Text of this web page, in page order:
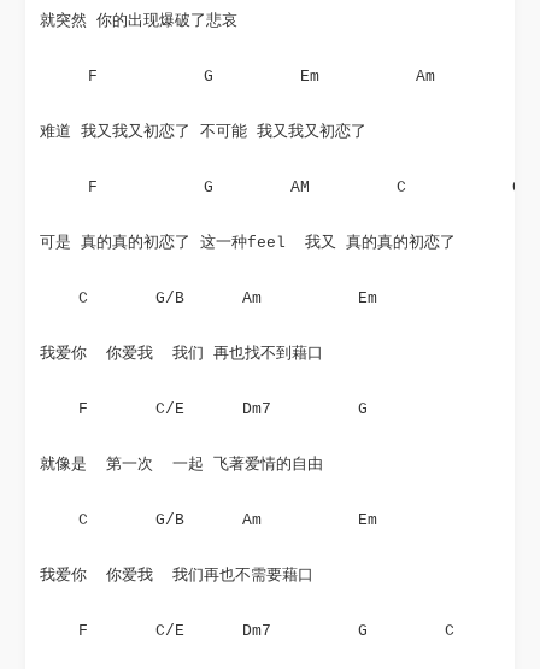
就突然 你的出现爆破了悲哀
F           G         Em          Am
难道 我又我又初恋了 不可能 我又我又初恋了
F           G        AM         C           G
可是 真的真的初恋了 这一种feel  我又 真的真的初恋了
C       G/B      Am          Em
我爱你  你爱我  我们 再也找不到藉口
F       C/E      Dm7         G
就像是  第一次  一起 飞著爱情的自由
C       G/B      Am          Em
我爱你  你爱我  我们再也不需要藉口
F       C/E      Dm7         G        C